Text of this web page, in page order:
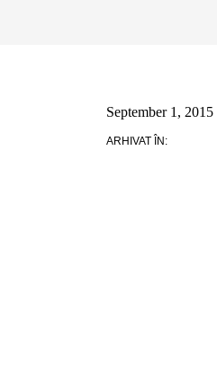
September 1, 2015
ARHIVAT ÎN: